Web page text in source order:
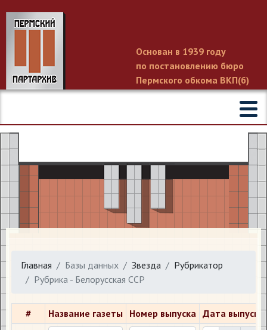
Основан в 1939 году
по постановлению бюро
Пермского обкома ВКП(б)
Главная Базы данных Звезда
Рубрикатор
Рубрика - Белорусская ССР
# Название газеты Номер выпуска Дата выпуска